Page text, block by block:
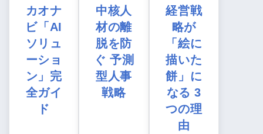
カオナ
ビ「AI
ソリュ
ーショ
ン」完
全ガイ
ド
中核人
材の離
脱を防
ぐ 予測
型人事
戦略
経営戦
略が
「絵に
描いた
餅」に
なる 3
つの理
由